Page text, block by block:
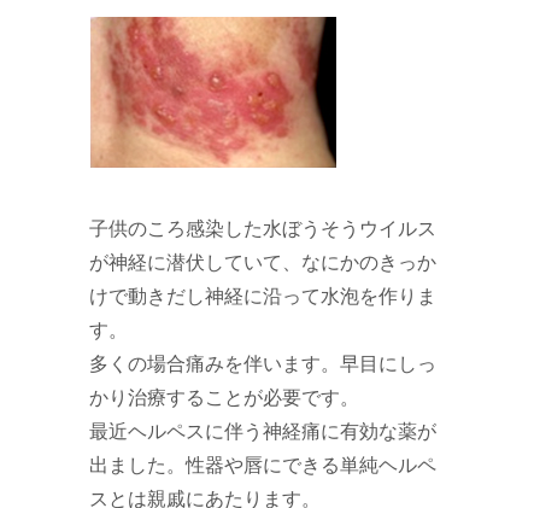
子供のころ感染した水ぼうそうウイルス
が神経に潜伏していて、なにかのきっか
けで動きだし神経に沿って水泡を作りま
す。
多くの場合痛みを伴います。早目にしっ
かり治療することが必要です。
最近ヘルペスに伴う神経痛に有効な薬が
出ました。性器や唇にできる単純ヘルペ
スとは親戚にあたります。